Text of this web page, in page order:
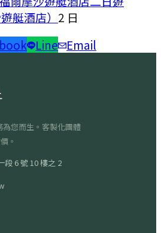
艇酒店） 2 日
Line Email
您而生。客製化團體
。
段 6 號 10 樓之 2